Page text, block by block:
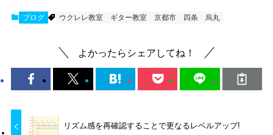
ブログ ウクレレ教室 ギター教室 京都市 四条 烏丸
よかったらシェアしてね！
リズム感を再確認することで更なるレベルアップ!